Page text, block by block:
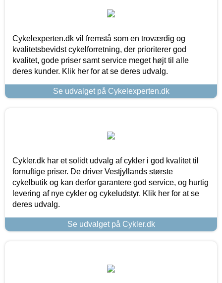
Cykelexperten.dk vil fremstå som en troværdig og
kvalitetsbevidst cykelforretning, der prioriterer god
kvalitet, gode priser samt service meget højt til alle
deres kunder. Klik her for at se deres udvalg.
Se udvalget på Cykelexperten.dk
Cykler.dk har et solidt udvalg af cykler i god kvalitet til
fornuftige priser. De driver Vestjyllands største
cykelbutik og kan derfor garantere god service, og hurtig
levering af nye cykler og cykeludstyr. Klik her for at se
deres udvalg.
Se udvalget på Cykler.dk